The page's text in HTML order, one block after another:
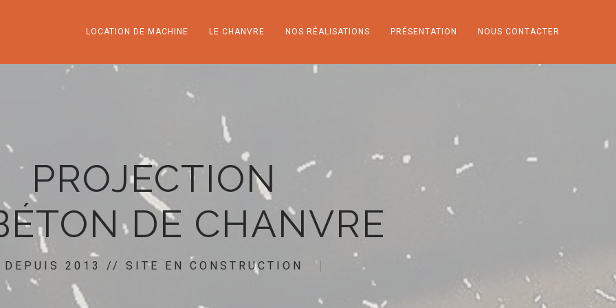
LOCATION DE MACHINE LE CHANVRE NOS RÉALISATIONS PRÉSENTATION NOUS CONTACTER
PROJECTION
DE CHANVRE
DEPUIS 2013 // SITE EN CONSTRUCTION